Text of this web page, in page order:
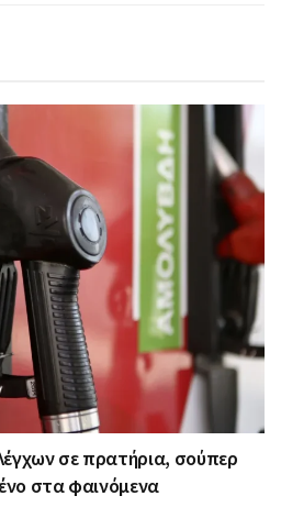
σε πρατήρια, σούπερ
στα φαινόμενα